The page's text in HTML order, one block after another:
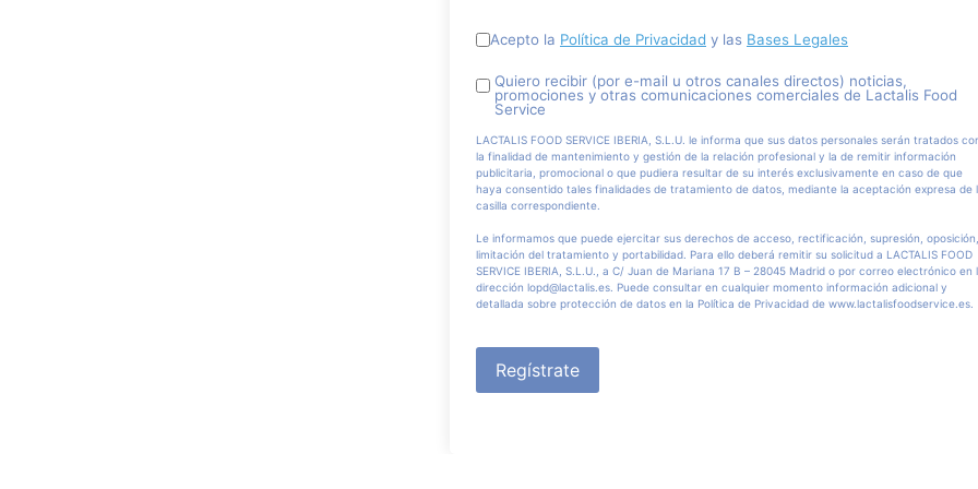
Acepto la Política de Privacidad y las Bases Legales
Quiero recibir (por e-mail u otros canales directos) noticias,
promociones y otras comunicaciones comerciales de Lactalis Food
Service
LACTALIS FOOD SERVICE IBERIA, S.L.U. le informa que sus datos personales serán tratados
la finalidad de mantenimiento y gestión de la relación profesional y la de remitir información
publicitaria, promocional o que pudiera resultar de su interés exclusivamente en caso de que
haya consentido tales finalidades de tratamiento de datos, mediante la aceptación expresa de
casilla correspondiente.
Le informamos que puede ejercitar sus derechos de acceso, rectificación, supresión, oposición,
limitación del tratamiento y portabilidad. Para ello deberá remitir su solicitud a LACTALIS FOOD
SERVICE IBERIA, S.L.U., a C/ Juan de Mariana 17 B – 28045 Madrid o por correo electrónico en
dirección lopd@lactalis.es. Puede consultar en cualquier momento información adicional y
detallada sobre protección de datos en la Política de Privacidad de www.lactalisfoodservice.es.
Regístrate